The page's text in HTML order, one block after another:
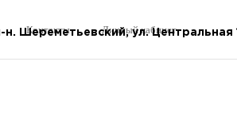
Контакты Личный кабинет
Шереметьевский, ул. Центральная